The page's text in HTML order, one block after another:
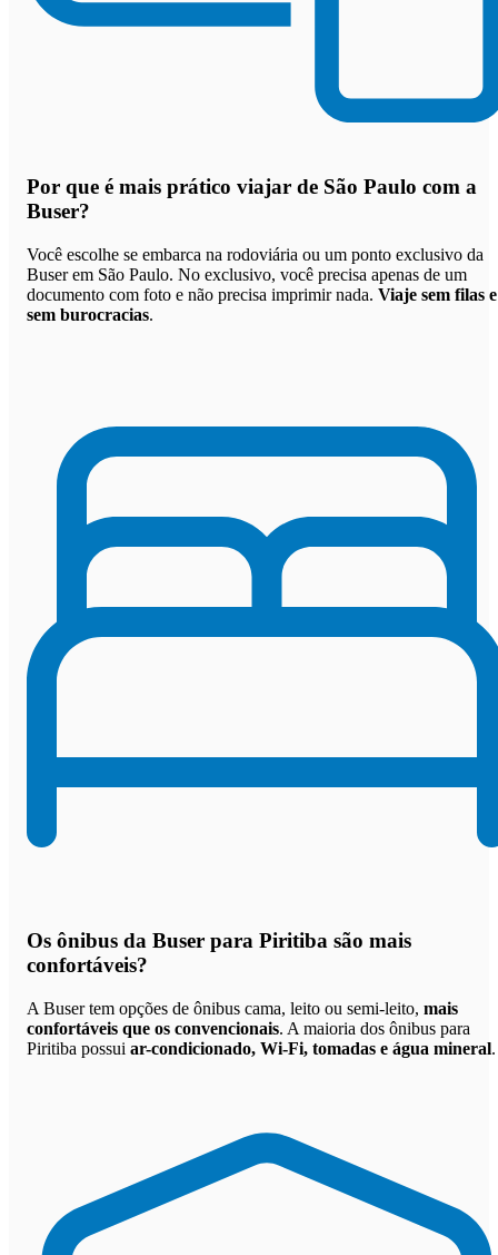
Por que é mais prático viajar de São Paulo com a
Buser?
Você escolhe se embarca na rodoviária ou um ponto exclusivo da
Buser em São Paulo. No exclusivo, você precisa apenas de um
documento com foto e não precisa imprimir nada. Viaje sem filas e
sem burocracias.
Os ônibus da Buser para Piritiba são mais
confortáveis?
A Buser tem opções de ônibus cama, leito ou semi-leito, mais
confortáveis que os convencionais. A maioria dos ônibus para
Piritiba possui ar-condicionado, Wi-Fi, tomadas e água mineral.